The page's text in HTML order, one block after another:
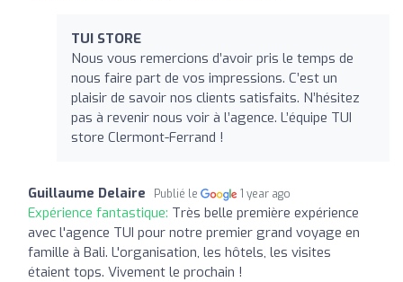
TUI STORE
Nous vous remercions d’avoir pris le temps de
nous faire part de vos impressions. C’est un
plaisir de savoir nos clients satisfaits. N’hésitez
pas à revenir nous voir à l’agence. L’équipe TUI
store Clermont-Ferrand !
Guillaume Delaire Publié le 1 year ago
Expérience fantastique: Très belle première expérience
avec l'agence TUI pour notre premier grand voyage en
famille à Bali. L'organisation, les hôtels, les visites
étaient tops. Vivement le prochain !